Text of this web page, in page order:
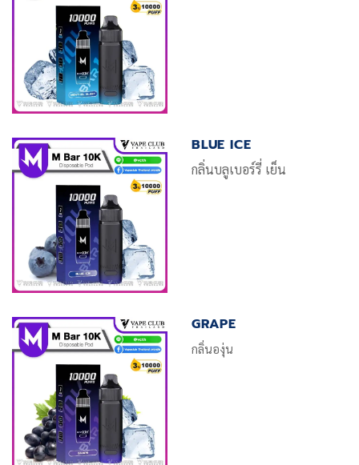
BLUE ICE
กลิ่นบลูเบอร์รี่ เย็น
GRAPE
กลิ่นองุ่น